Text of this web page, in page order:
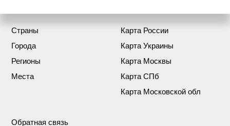
Страны
Города
Регионы
Места
Карта России
Карта Украины
Карта Москвы
Карта СПб
Карта Московской обл
Обратная связь